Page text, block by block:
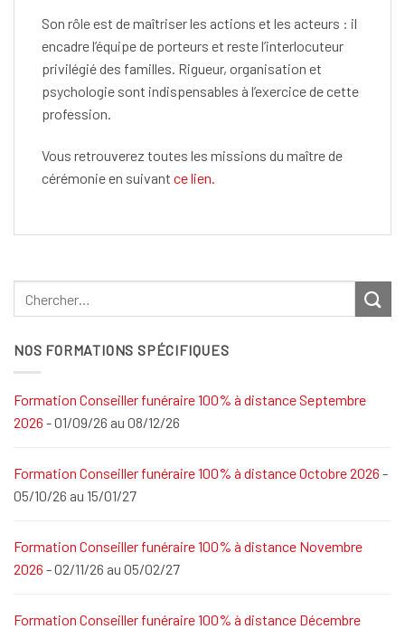
Son rôle est de maîtriser les actions et les acteurs : il
encadre l’équipe de porteurs et reste l’interlocuteur
privilégié des familles. Rigueur, organisation et
psychologie sont indispensables à l’exercice de cette
profession.
Vous retrouverez toutes les missions du maître de
cérémonie en suivant ce lien.
NOS FORMATIONS SPÉCIFIQUES
Formation Conseiller funéraire 100% à distance Septembre
2026 - 01/09/26 au 08/12/26
Formation Conseiller funéraire 100% à distance Octobre 2026 -
05/10/26 au 15/01/27
Formation Conseiller funéraire 100% à distance Novembre
2026 - 02/11/26 au 05/02/27
Formation Conseiller funéraire 100% à distance Décembre